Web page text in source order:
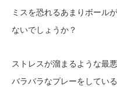
ミスを恐れるあまりボール
ないでしょうか？
ストレスが溜まるような最
バラバラなプレーをしている